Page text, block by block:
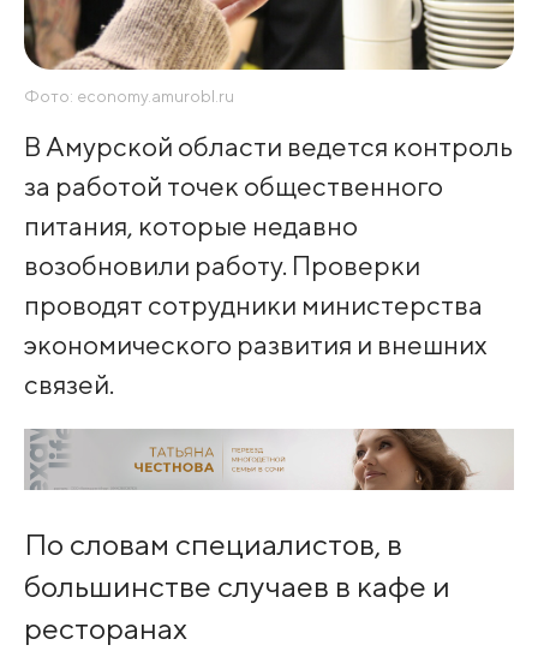
Фото: economy.amurobl.ru
В Амурской области ведется контроль
за работой точек общественного
питания, которые недавно
возобновили работу. Проверки
проводят сотрудники министерства
экономического развития и внешних
связей.
По словам специалистов, в
большинстве случаев в кафе и
ресторанах